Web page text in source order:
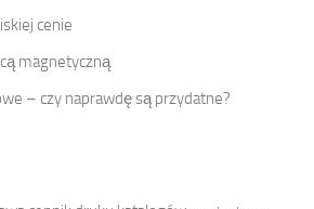
cenie
magnetyczną
– czy naprawdę są przydatne?